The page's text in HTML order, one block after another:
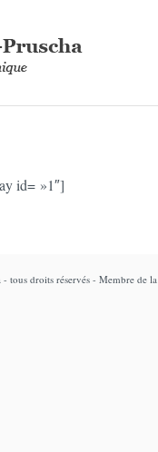
id= »1″]
tous droits réservés - Membre de la